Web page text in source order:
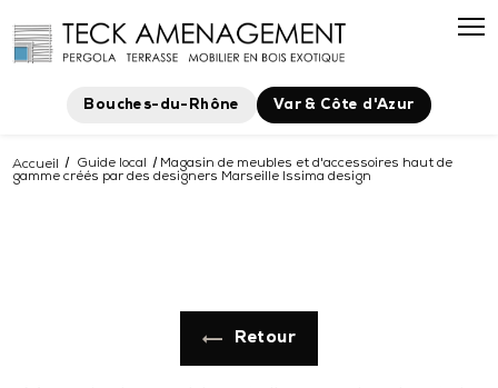
Bouches-du-Rhône Var & Côte d'Azur
Accueil Guide local
Magasin de meubles et d'accessoires haut de
gamme créés par des designers Marseille Issima design
Retour